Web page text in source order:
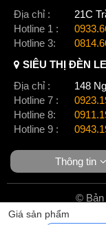
Thiết bị nhà thông
thông minh
,
Thiết bị nhà thông
minh
,
Thiết bị nhà thông
minh
,
Thiết bị nhà thông
thông minh
Thiết bị nhà thông
Giá sản phẩm
Địa chỉ :
21C
Hotline 1 :
Hotline 3:
SIÊU THỊ ĐÈN
Địa chỉ :
148
Hotline 7 :
Hotline 8:
Hotline 9 :
Thông tin
© Bản